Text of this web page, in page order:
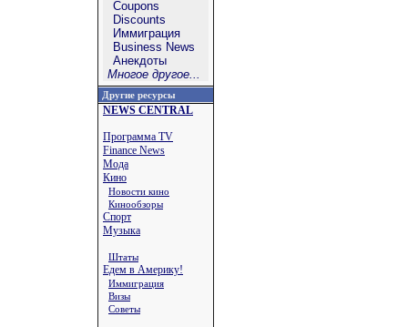
Coupons
Discounts
Иммиграция
Business News
Анекдоты
Многое другое...
Другие ресурсы
NEWS CENTRAL
Программа TV
Finance News
Мода
Кино
Новости кино
Кинообзоры
Спорт
Музыка
Штаты
Едем в Америку!
Иммиграция
Визы
Советы